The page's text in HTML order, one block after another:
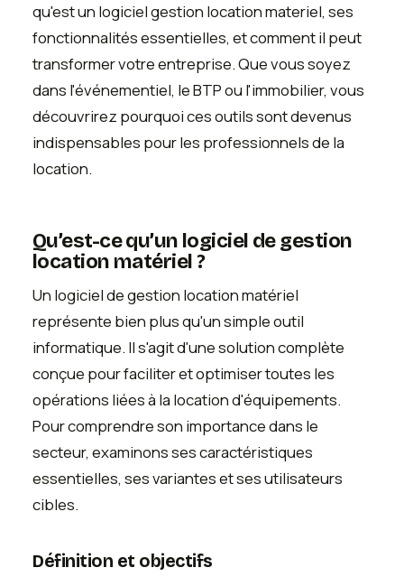
qu'est un logiciel gestion location materiel, ses
fonctionnalités essentielles, et comment il peut
transformer votre entreprise. Que vous soyez
dans l'événementiel, le BTP ou l'immobilier, vous
découvrirez pourquoi ces outils sont devenus
indispensables pour les professionnels de la
location.
Qu’est-ce qu’un logiciel de gestion
location matériel ?
Un logiciel de gestion location matériel
représente bien plus qu'un simple outil
informatique. Il s'agit d'une solution complète
conçue pour faciliter et optimiser toutes les
opérations liées à la location d'équipements.
Pour comprendre son importance dans le
secteur, examinons ses caractéristiques
essentielles, ses variantes et ses utilisateurs
cibles.
Définition et objectifs